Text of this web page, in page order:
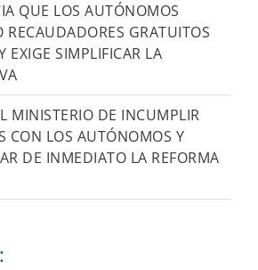
QUE LOS AUTÓNOMOS
GRATUITOS
EXIGE SIMPLIFICAR LA
MINISTERIO DE INCUMPLIR
CON LOS AUTÓNOMOS Y
DE INMEDIATO LA REFORMA